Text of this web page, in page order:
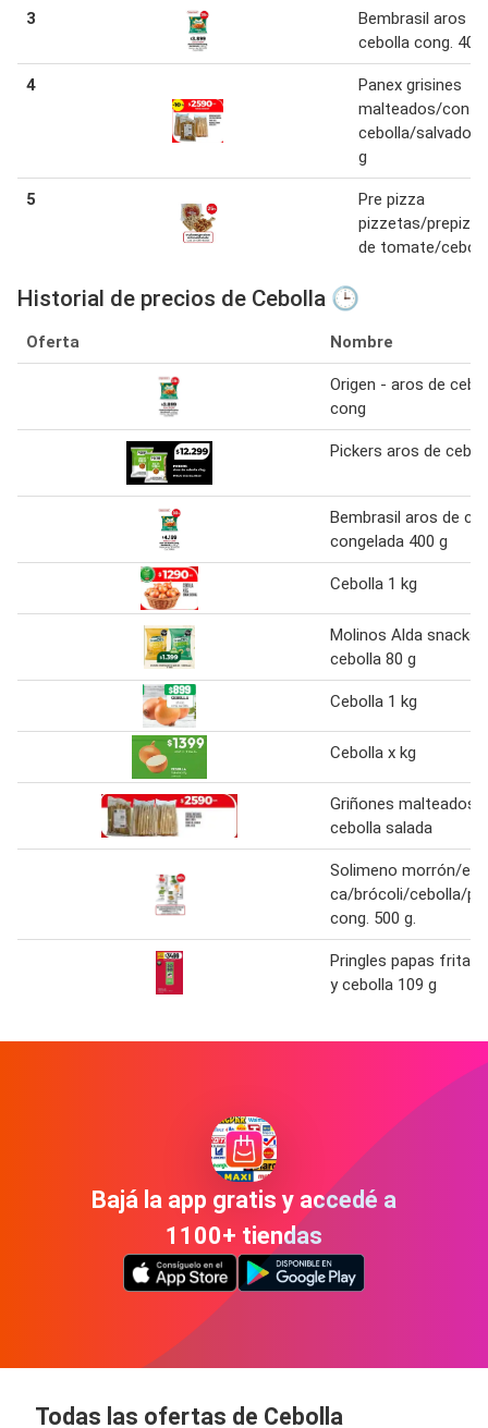
3
Bembrasil aros de
cebolla cong. 400
4
Panex grisines
malteados/con
cebolla/salvado
g
5
Pre pizza
pizzetas/
de tomate/
Historial de precios de Cebolla 🕒
Oferta Nombre
Origen - aros de
cong
Pickers aros de
Bembrasil aros de
congelada 400 g
Cebolla 1 kg
Molinos Alda snacks
cebolla 80 g
Cebolla 1 kg
Cebolla x kg
Griñones malteados
cebolla salada
Solimeno morrón/
ca/brócoli/cebolla/
cong. 500 g.
Pringles papas fritas
y cebolla 109 g
Bajá la app gratis y accedé a
1100+ tiendas
Todas las ofertas de Cebolla